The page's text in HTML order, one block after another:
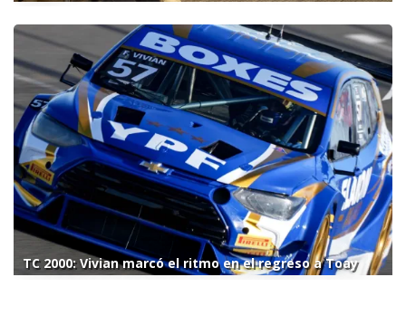
TC 2000: Vivian marcó el ritmo en el regreso a Toay